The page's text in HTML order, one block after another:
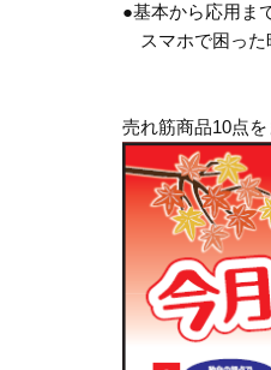
●基本から応用ま
スマホで困った
売れ筋商品10点を